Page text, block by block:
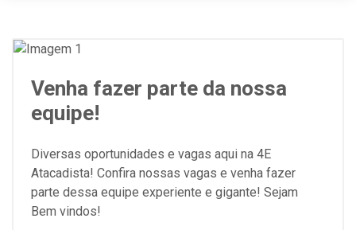
Venha fazer parte da nossa
equipe!
Diversas oportunidades e vagas aqui na 4E
Atacadista! Confira nossas vagas e venha fazer
parte dessa equipe experiente e gigante! Sejam
Bem vindos!